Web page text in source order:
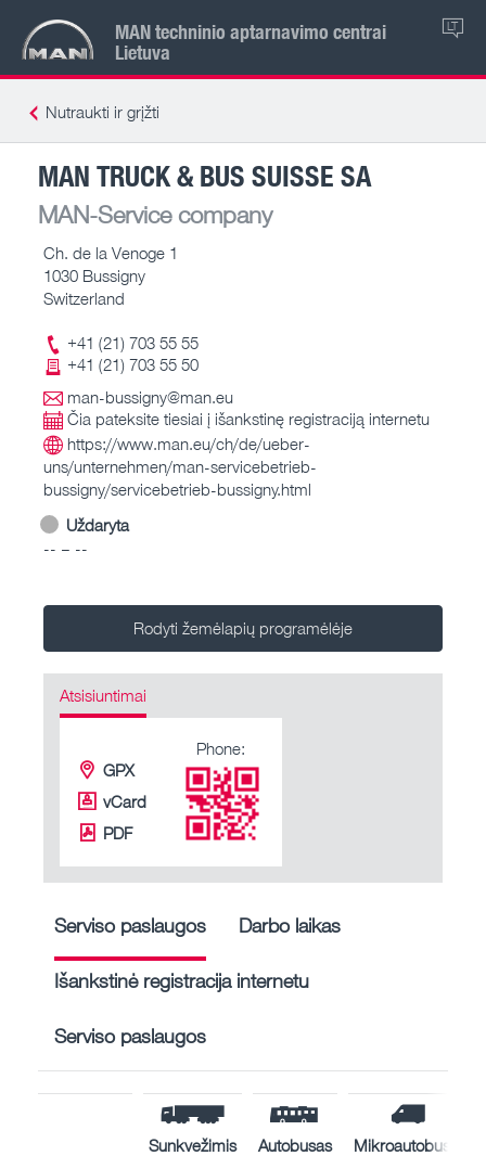
MAN techninio aptarnavimo centrai
Lietuva
LT
Nutraukti ir grįžti
MAN TRUCK & BUS SUISSE SA
MAN-Service company
Ch. de la Venoge 1
1030 Bussigny
Switzerland
+41 (21) 703 55 55
+41 (21) 703 55 50
man-bussigny@man.eu
Čia pateksite tiesiai į išankstinę registraciją internetu
https://www.man.eu/ch/de/ueber-
uns/unternehmen/man-servicebetrieb-
bussigny/servicebetrieb-bussigny.html
Uždaryta
-- – --
Rodyti žemėlapių programėlėje
Atsisiuntimai
GPX
vCard
PDF
Phone:
Serviso paslaugos Darbo laikas
Išankstinė registracija internetu
Serviso paslaugos
Sunkvežimis Autobusas Mikroautobusas